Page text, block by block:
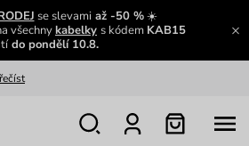
se slevamiaž -50 %☀️
všechnykabelky s kódem KAB15
do pondělí 10.8.